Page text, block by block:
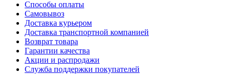
Способы оплаты
Самовывоз
Доставка курьером
Доставка транспортной компанией
Возврат товара
Гарантии качества
Акции и распродажи
Служба поддержки покупателей